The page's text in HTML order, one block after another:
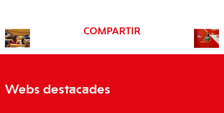
COMPARTIR
Webs destacades